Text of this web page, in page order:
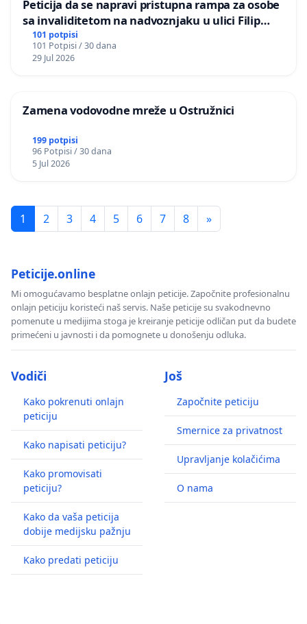
Peticija da se napravi pristupna rampa za osobe
sa invaliditetom na nadvoznjaku u ulici Filip
Kljajic u Kragujevcu
101 potpisi
101 Potpisi / 30 dana
29 Jul 2026
Zamena vodovodne mreže u Ostružnici
199 potpisi
96 Potpisi / 30 dana
5 Jul 2026
1 2 3 4 5 6 7 8 »
Peticije.online
Mi omogućavamo besplatne onlajn peticije. Započnite profesionalnu
onlajn peticiju koristeći naš servis. Naše peticije su svakodnevno
pomenute u medijima stoga je kreiranje peticije odličan put da budete
primećeni u javnosti i da pomognete u donošenju odluka.
Vodiči
Kako pokrenuti onlajn
peticiju
Kako napisati peticiju?
Kako promovisati
peticiju?
Kako da vaša peticija
dobije medijsku pažnju
Kako predati peticiju
Još
Započnite peticiju
Smernice za privatnost
Upravljanje kolačićima
O nama